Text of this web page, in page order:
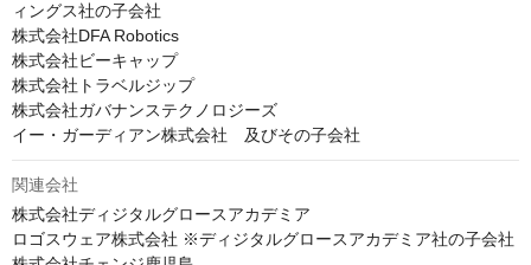
ィングス社の子会社
株式会社DFA Robotics
株式会社ビーキャップ
株式会社トラベルジップ
株式会社ガバナンステクノロジーズ
イー・ガーディアン株式会社　及びその子会社
関連会社
株式会社ディジタルグロースアカデミア
ロゴスウェア株式会社 ※ディジタルグロースアカデミア社の子会社